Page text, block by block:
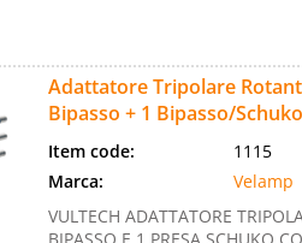
Adattatore Tripolare
Bipasso + 1 Bipasso/
Item code:
1115
Marca:
Velamp
VULTECH ADATTATORE